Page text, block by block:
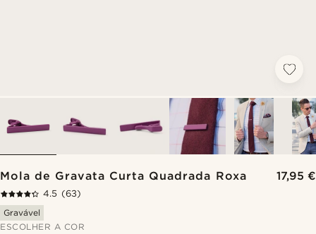
Mola de Gravata Curta Quadrada Roxa 17,95 €
4.5 (63)
Gravável
ESCOLHER A COR